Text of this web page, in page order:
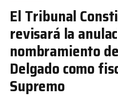
El Tribunal
revisará la
nombramiento
Delgado como
Supremo